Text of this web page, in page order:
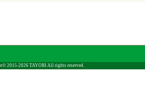
2015-2026 TAYORI All rights reserved.